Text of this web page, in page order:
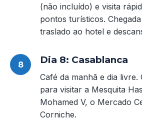
(não incluído) e visita
pontos turísticos.
traslado ao hotel e
Dia 8: Casablanca
Café da manhã e dia
para visitar a Mesquita
Mohamed V, o Mercado
Corniche.